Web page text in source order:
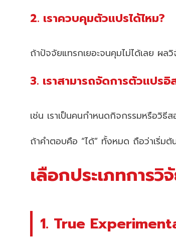
2. เราควบคุมตัวแปรได้ไหม?
ถ้าปัจจัยแทรกเยอะจนคุมไม่ได้เลย ผล
3. เราสามารถจัดการตัวแปรอิ
เช่น เราเป็นคนกำหนดกิจกรรมหรือวิธีส
ถ้าคำตอบคือ “ได้” ทั้งหมด ถือว่าเริ่มต้
เลือกประเภทการ
1. True